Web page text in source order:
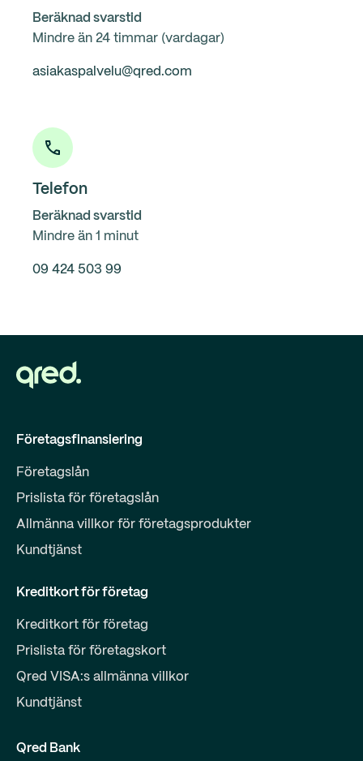
Beräknad svarstid
Mindre än 24 timmar (vardagar)
asiakaspalvelu@qred.com
Telefon
Beräknad svarstid
Mindre än 1 minut
09 424 503 99
Företagsfinansiering
Företagslån
Prislista för företagslån
Allmänna villkor för företagsprodukter
Kundtjänst
Kreditkort för företag
Kreditkort för företag
Prislista för företagskort
Qred VISA:s allmänna villkor
Kundtjänst
Qred Bank